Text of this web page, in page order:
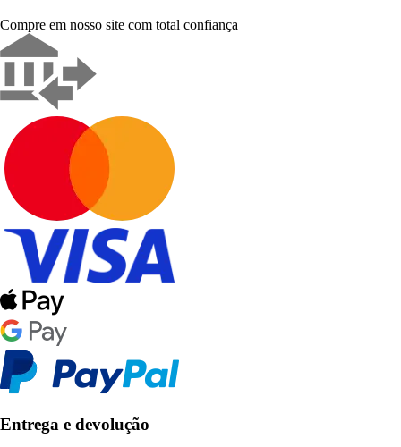
Compre em nosso site com total confiança
Entrega e devolução